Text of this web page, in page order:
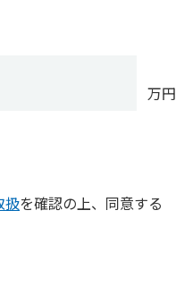
万円
扱を確認の上、同意する